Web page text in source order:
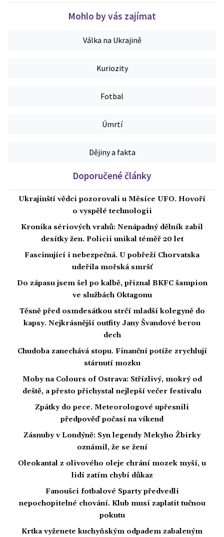
Mohlo by vás zajímat
Válka na Ukrajině
Kuriozity
Fotbal
Úmrtí
Dějiny a fakta
Doporučené články
Ukrajinští vědci pozorovali u Měsíce UFO. Hovoří
o vyspělé technologii
Kronika sériových vrahů: Nenápadný dělník zabil
desítky žen. Policii unikal téměř 20 let
Fascinující i nebezpečná. U pobřeží Chorvatska
udeřila mořská smršť
Do zápasu jsem šel po kalbě, přiznal BKFC šampion
ve službách Oktagonu
Těsně před osmdesátkou strčí mladší kolegyně do
kapsy. Nejkrásnější outfity Jany Švandové berou
dech
Chudoba zanechává stopu. Finanční potíže zrychlují
stárnutí mozku
Moby na Colours of Ostrava: Střízlivý, mokrý od
deště, a přesto přichystal nejlepší večer festivalu
Zpátky do pece. Meteorologové upřesnili
předpověď počasí na víkend
Zásnuby v Londýně: Syn legendy Mekyho Žbirky
oznámil, že se žení
Oleokantal z olivového oleje chrání mozek myší, u
lidí zatím chybí důkaz
Fanoušci fotbalové Sparty předvedli
nepochopitelné chování. Klub musí zaplatit tučnou
pokutu
Krtka vyženete kuchyňským odpadem zabaleným